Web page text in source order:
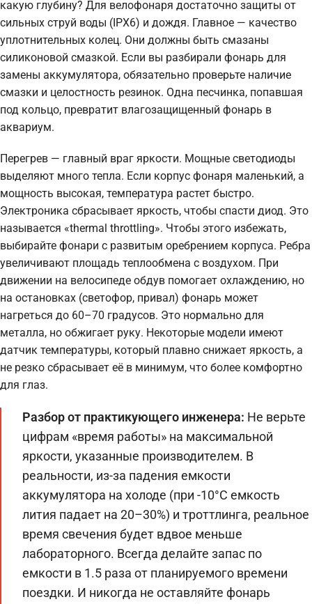
какую глубину? Для велофонаря достаточно защиты от
сильных струй воды (IPX6) и дождя. Главное — качество
уплотнительных колец. Они должны быть смазаны
силиконовой смазкой. Если вы разбирали фонарь для
замены аккумулятора, обязательно проверьте наличие
смазки и целостность резинок. Одна песчинка, попавшая
под кольцо, превратит влагозащищенный фонарь в
аквариум.
Перегрев — главный враг яркости. Мощные светодиоды
выделяют много тепла. Если корпус фонаря маленький, а
мощность высокая, температура растет быстро.
Электроника сбрасывает яркость, чтобы спасти диод. Это
называется «thermal throttling». Чтобы этого избежать,
выбирайте фонари с развитым оребрением корпуса. Ребра
увеличивают площадь теплообмена с воздухом. При
движении на велосипеде обдув помогает охлаждению, но
на остановках (светофор, привал) фонарь может
нагреться до 60–70 градусов. Это нормально для
металла, но обжигает руку. Некоторые модели имеют
датчик температуры, который плавно снижает яркость, а
не резко сбрасывает её в минимум, что более комфортно
для глаз.
Разбор от практикующего инженера: Не верьте
цифрам «время работы» на максимальной
яркости, указанные производителем. В
реальности, из-за падения емкости
аккумулятора на холоде (при -10°C емкость
лития падает на 20–30%) и троттлинга, реальное
время свечения будет вдвое меньше
лабораторного. Всегда делайте запас по
емкости в 1.5 раза от планируемого времени
поездки. И никогда не оставляйте фонарь